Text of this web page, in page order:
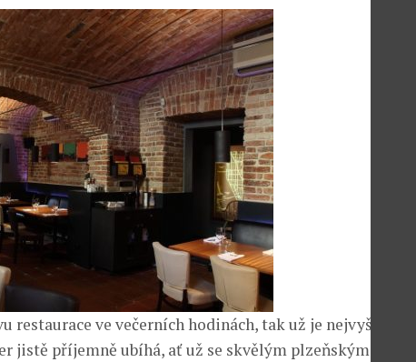
ve večerních hodinách, tak už je nejvyšší čas
jistě příjemně ubíhá, ať už se skvělým plzeňským pivem